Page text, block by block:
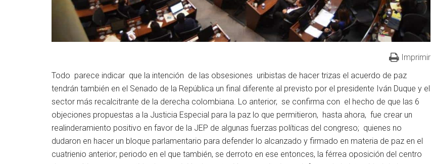
Imprimir
Todo parece indicar que la intención de las obsesiones uribistas de hacer trizas el acuerdo de paz
tendrán también en el Senado de la República un final diferente al previsto por el presidente Iván Duque y el
sector más recalcitrante de la derecha colombiana. Lo anterior, se confirma con el hecho de que las 6
objeciones propuestas a la Justicia Especial para la paz lo que permitieron, hasta ahora, fue crear un
realinderamiento positivo en favor de la JEP de algunas fuerzas políticas del congreso; quienes no
dudaron en hacer un bloque parlamentario para defender lo alcanzado y firmado en materia de paz en el
cuatrienio anterior; periodo en el que también, se derroto en ese entonces, la férrea oposición del centro